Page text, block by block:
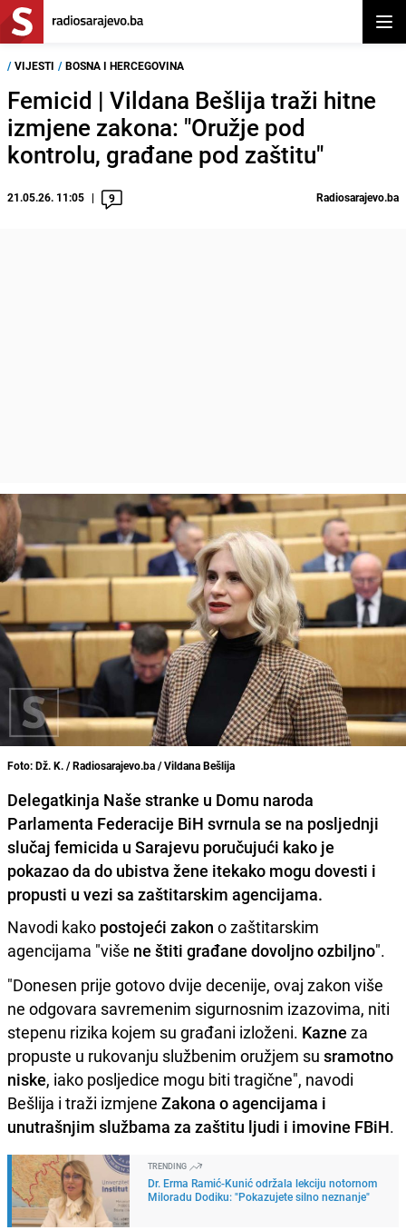
/ VIJESTI / BOSNA I HERCEGOVINA
Femicid | Vildana Bešlija traži hitne
izmjene zakona: "Oružje pod
kontrolu, građane pod zaštitu"
21.05.26. 11:05 9 Radiosarajevo.ba
Foto: Dž. K. / Radiosarajevo.ba / Vildana Bešlija
Delegatkinja Naše stranke u Domu naroda
Parlamenta Federacije BiH svrnula se na posljednji
slučaj femicida u Sarajevu poručujući kako je
pokazao da do ubistva žene itekako mogu dovesti i
propusti u vezi sa zaštitarskim agencijama.
Navodi kako postojeći zakon o zaštitarskim
agencijama "više ne štiti građane dovoljno ozbiljno".
"Donesen prije gotovo dvije decenije, ovaj zakon više
ne odgovara savremenim sigurnosnim izazovima, niti
stepenu rizika kojem su građani izloženi. Kazne za
propuste u rukovanju službenim oružjem su sramotno
niske, iako posljedice mogu biti tragične", navodi
Bešlija i traži izmjene Zakona o agencijama i
unutrašnjim službama za zaštitu ljudi i imovine FBiH.
TRENDING
Dr. Erma Ramić-Kunić održala lekciju notornom
Miloradu Dodiku: "Pokazujete silno neznanje"